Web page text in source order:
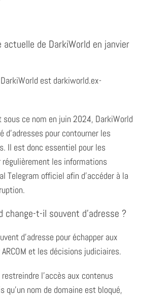
actuelle de DarkiWorld en janvier
est darkiworld.ex-
sous ce nom en juin 2024, DarkiWorld
d’adresses pour contourner les
Il est donc essentiel pour les
les informations
Telegram officiel afin d’accéder à la
change-t-il souvent d’adresse ?
d’adresse pour échapper aux
et les décisions judiciaires.
l’accès aux contenus
qu’un nom de domaine est bloqué,